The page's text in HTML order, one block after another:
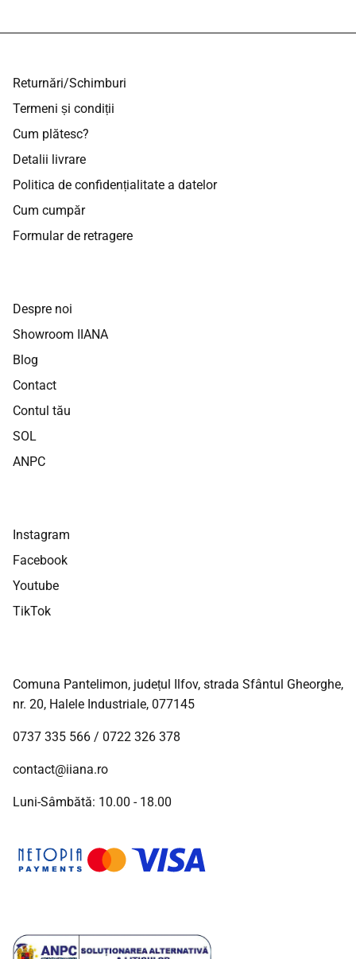
Returnări/Schimburi
Termeni și condiții
Cum plătesc?
Detalii livrare
Politica de confidențialitate a datelor
Cum cumpăr
Formular de retragere
Despre noi
Showroom IIANA
Blog
Contact
Contul tău
SOL
ANPC
Instagram
Facebook
Youtube
TikTok
Comuna Pantelimon, județul Ilfov, strada Sfântul Gheorghe,
nr. 20, Halele Industriale, 077145
0737 335 566 / 0722 326 378
contact@iiana.ro
Luni-Sâmbătă: 10.00 - 18.00